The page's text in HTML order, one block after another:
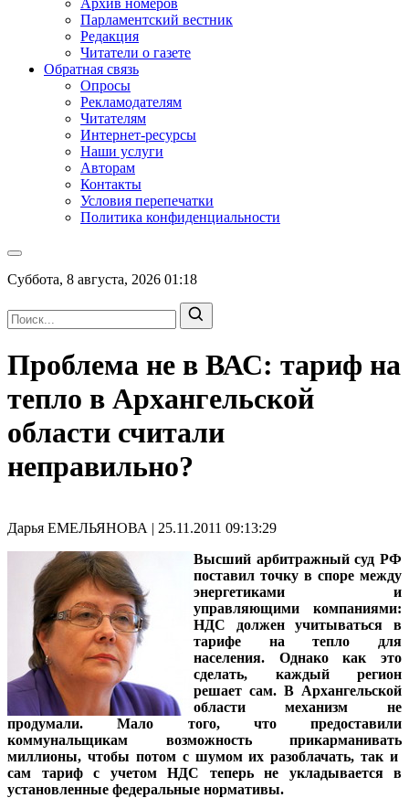
Архив номеров
Парламентский вестник
Редакция
Читатели о газете
Обратная связь
Опросы
Рекламодателям
Читателям
Интернет-ресурсы
Наши услуги
Авторам
Контакты
Условия перепечатки
Политика конфиденциальности
Суббота, 8 августа, 2026 01:18
Проблема не в ВАС: тариф на
тепло в Архангельской
области считали
неправильно?
Дарья ЕМЕЛЬЯНОВА | 25.11.2011 09:13:29
Высший арбитражный суд РФ
поставил точку в споре между
энергетиками и
управляющими компаниями:
НДС должен учитываться в
тарифе на тепло для
населения. Однако как это
сделать, каждый регион
решает сам. В Архангельской
области механизм не
продумали. Мало того, что предоставили
коммунальщикам возможность прикарманивать
миллионы, чтобы потом с шумом их разоблачать, так и
сам тариф с учетом НДС теперь не укладывается в
установленные федеральные нормативы.